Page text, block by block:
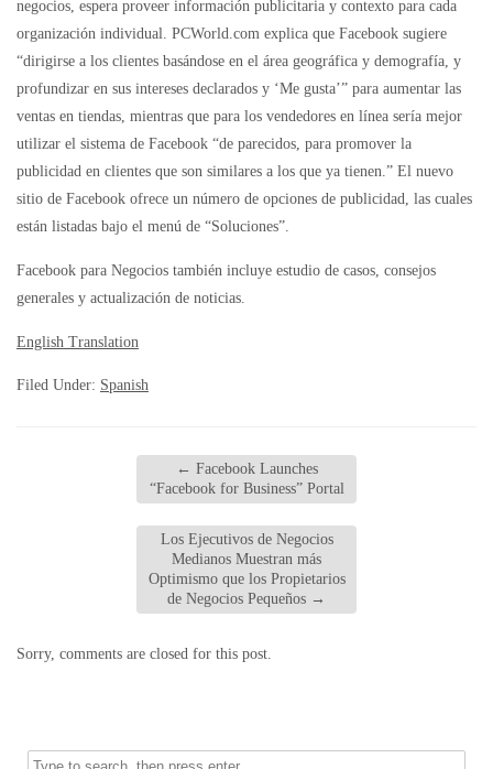
negocios, espera proveer información publicitaria y contexto para cada
organización individual. PCWorld.com explica que Facebook sugiere
“dirigirse a los clientes basándose en el área geográfica y demografía, y
profundizar en sus intereses declarados y ‘Me gusta’” para aumentar las
ventas en tiendas, mientras que para los vendedores en línea sería mejor
utilizar el sistema de Facebook “de parecidos, para promover la
publicidad en clientes que son similares a los que ya tienen.” El nuevo
sitio de Facebook ofrece un número de opciones de publicidad, las cuales
están listadas bajo el menú de “Soluciones”.
Facebook para Negocios también incluye estudio de casos, consejos
generales y actualización de noticias.
English Translation
Filed Under: Spanish
← Facebook Launches
“Facebook for Business” Portal
Los Ejecutivos de Negocios
Medianos Muestran más
Optimismo que los Propietarios
de Negocios Pequeños →
Sorry, comments are closed for this post.